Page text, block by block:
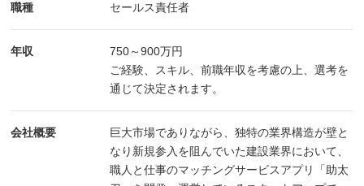
職種 セールス責任者
年収 750～900万円
ご経験、スキル、前職年収を考慮の上、選考を
通じて決定されます。
会社概要
巨大市場でありながら、独特の業界構造が壁と
なり新規参入を阻んでいた建設業界において、
職人と仕事のマッチングサービスアプリ「助太